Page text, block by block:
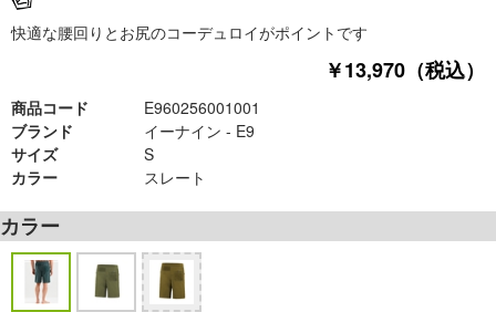
快適な腰回りとお尻のコーデュロイがポイントです
￥13,970（税込）
商品コード
E960256001001
ブランド
イーナイン - E9
サイズ
S
カラー
スレート
カラー